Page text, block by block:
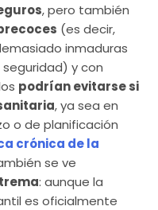
, pero también
(es decir,
inmaduras
y con
podrían evitarse si
, ya sea en
o de planificación
crónica de la
se ve
: aunque la
es oficialmente